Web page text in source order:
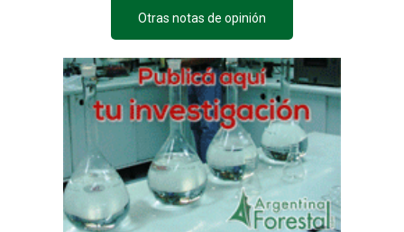
Otras notas de opinión